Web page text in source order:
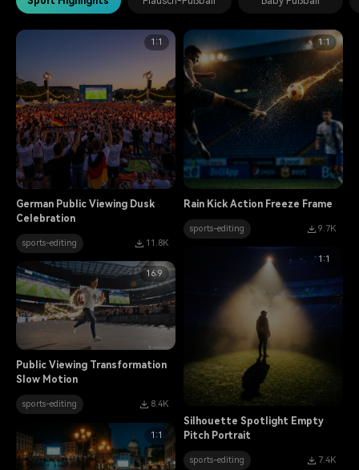
1:1
German Public Viewing Dusk
Celebration
sports-editing 11.8K
1:1
Rain Kick Action Freeze Frame
sports-editing 9.7K
1:1
Silhouette Spotlight Empty
Pitch Portrait
sports-editing 7.4K
16:9
Public Viewing Transformation
Slow Motion
sports-editing 8.4K
1:1